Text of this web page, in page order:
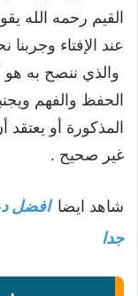
القيم رحمه الله
عند الإفتاء
والذي ننصح به هو
الحفظ والفهم
المذكورة أو يعتقد
غير صحيح .
شاهد ايضا افضل
جدا